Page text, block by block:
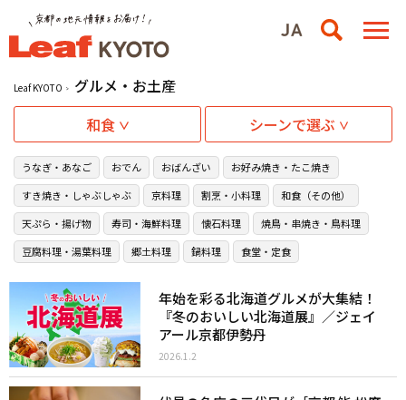
Leaf KYOTO
グルメ・お土産
和食
シーンで選ぶ
うなぎ・あなご おでん おばんざい
お好み焼き・たこ焼き
すき焼き・しゃぶしゃぶ
京料理 割烹・小料理
和食（その他）
天ぷら・揚げ物
寿司・海鮮料理 懐石料理
焼鳥・串焼き・鳥料理
豆腐料理・湯葉料理
郷土料理 鍋料理 食堂・定食
年始を彩る北海道グルメが大集結！
『冬のおいしい北海道展』／ジェイ
アール京都伊勢丹
2026.1.2